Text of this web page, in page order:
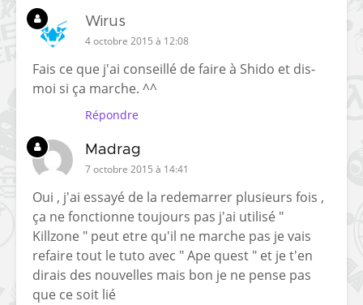
Wirus
4 octobre 2015 à 12:08
Fais ce que j'ai conseillé de faire à Shido et dis-
moi si ça marche. ^^
Répondre
Madrag
7 octobre 2015 à 14:41
Oui , j'ai essayé de la redemarrer plusieurs fois ,
ça ne fonctionne toujours pas j'ai utilisé "
Killzone " peut etre qu'il ne marche pas je vais
refaire tout le tuto avec " Ape quest " et je t'en
dirais des nouvelles mais bon je ne pense pas
que ce soit lié